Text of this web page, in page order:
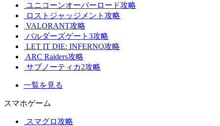
ユニコーンオーバーロード攻略
ロストジャッジメント攻略
VALORANT攻略
バルダーズゲート3攻略
LET IT DIE: INFERNO攻略
ARC Raiders攻略
サブノーティカ2攻略
一覧を見る
スマホゲーム
スマグロ攻略